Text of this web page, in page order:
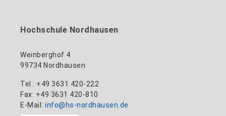
Hochschule Nordhausen
Weinberghof 4
99734 Nordhausen
Tel.: +49 3631 420-222
Fax: +49 3631 420-810
E-Mail: info@hs-nordhausen.de